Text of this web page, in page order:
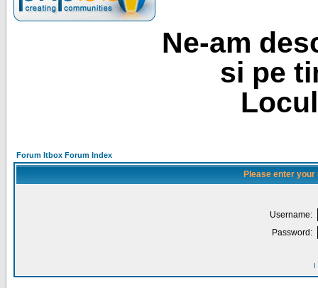
Ne-am
si pe
Forum Itbox Forum Index
Please enter
Username:
Password:
I